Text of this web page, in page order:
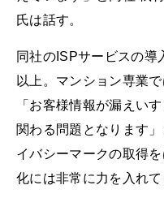
氏は話す。
同社のISPサービスの導
以上。マンション専業
「お客様情報が漏えい
関わる問題となります
イバシーマークの取得
化には非常に力を入れて